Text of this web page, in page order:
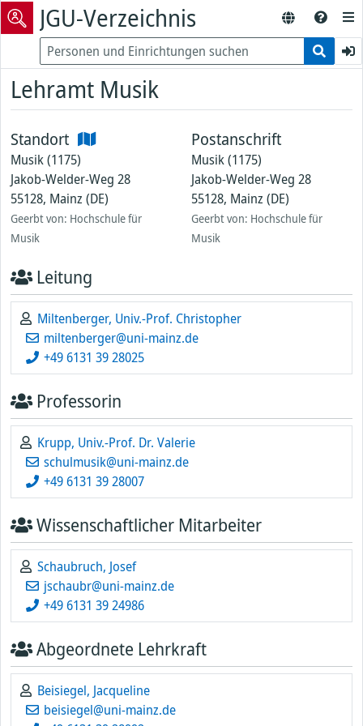
JGU-Verzeichnis
Lehramt Musik
Standort
Musik (1175)
Jakob-Welder-Weg 28
55128, Mainz (DE)
Geerbt von: Hochschule für
Musik
Postanschrift
Musik (1175)
Jakob-Welder-Weg 28
55128, Mainz (DE)
Geerbt von: Hochschule für
Musik
Leitung
Miltenberger, Univ.-Prof. Christopher
miltenberger@uni-mainz.de
+49 6131 39 28025
Professorin
Krupp, Univ.-Prof. Dr. Valerie
schulmusik@uni-mainz.de
+49 6131 39 28007
Wissenschaftlicher Mitarbeiter
Schaubruch, Josef
jschaubr@uni-mainz.de
+49 6131 39 24986
Abgeordnete Lehrkraft
Beisiegel, Jacqueline
beisiegel@uni-mainz.de